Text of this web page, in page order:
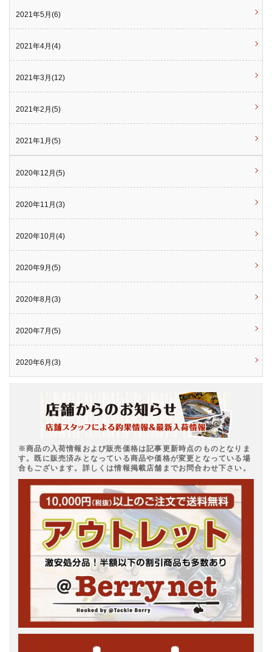
2021年5月(6)
2021年4月(4)
2021年3月(12)
2021年2月(5)
2021年1月(5)
2020年12月(5)
2020年11月(3)
2020年10月(4)
2020年9月(5)
2020年8月(3)
2020年7月(5)
2020年6月(3)
※商品の入荷情報および販売価格は記事更新時点のものとなりま
す。既に販売済みとなっている商品や価格が変更となっている場
合もございます。詳しくは情報掲載店舗までお問合わせ下さい。